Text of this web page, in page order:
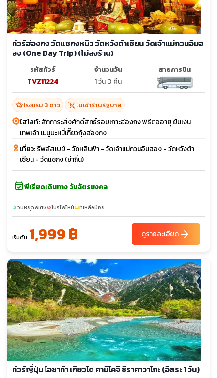
ทัวร์ฮ่องกง วัดแชกงหมิว วัดหวังต้าเซียน วัดเจ้าแม่กวนอิมฮ
อง (One Day Trip) (ไม่ลงร้าน)
รหัสทัวร์
TVZ11224
จำนวนวัน
1 วัน 0 คืน
สายการบิน
hotel_classโรงแรม 3 ดาว shopping_cart_offไม่เข้าร้านรัฐบาล
ไฮไลท์:สักการะสิ่งศักดิ์สิทธิ์รอบเกาะฮ่องกง พิธีต่ออายุ ยืมเงิน
เทพเจ้า เมนูบะหมี่เกี๊ยวกุ้งฮ่องกง
เที่ยว:รีพลัสเบย์ - วัดหลินฟ้า - วัดเจ้าแม่กวนอิมฮอง - วัดหวังต้า
เซียน - วัดแชกง (ซ่าถิ่น)
event_availableพีเรียดเดินทาง วันฉัตรมงคล
sunnyวันหยุดพิเศษlocal_fire_departmentโปรไฟไหม้confirmation_numberที่เหลือน้อย
เริ่มต้น 1,999 ฿ ดูรายละเอียดarrow_forward
ทัวร์ญี่ปุ่น โอซาก้า เกียวโต คามิโคจิ ชิราคาวาโกะ (อิสระ 1 วัน)